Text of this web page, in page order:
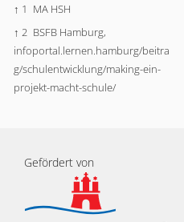
↑ 1 MA HSH
↑ 2 BSFB Hamburg,
infoportal.lernen.hamburg/beitra
g/schulentwicklung/making-ein-
projekt-macht-schule/
Gefördert von